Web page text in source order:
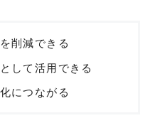
削減できる
して活用できる
につながる